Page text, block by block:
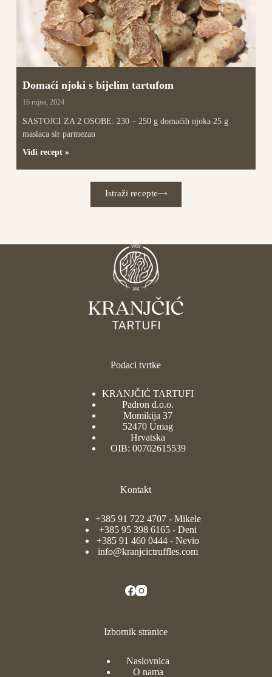
Domaći njoki s bijelim tartufom
16 rujna, 2024
SASTOJCI ZA 2 OSOBE: 230 – 250 g domaćih njoka 25 g
maslaca sir parmezan
Vidi recept »
Istraži recepte
Podaci tvrtke
KRANJČIĆ TARTUFI
Padron d.o.o.
Momikija 37
52470 Umag
Hrvatska
OIB: 00702615539
Kontakt
+385 91 722 4707- Mikele
+385 95 398 6165 - Deni
+385 91 460 0444 - Nevio
info@kranjcictruffles.com
Izbornik stranice
Naslovnica
O nama